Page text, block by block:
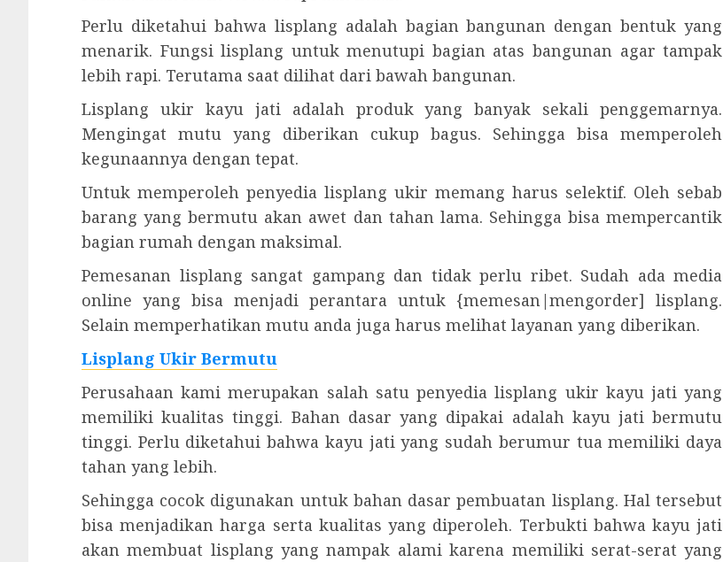
Perlu diketahui bahwa lisplang adalah bagian bangunan dengan bentuk yang
menarik. Fungsi lisplang untuk menutupi bagian atas bangunan agar tampak
lebih rapi. Terutama saat dilihat dari bawah bangunan.
Lisplang ukir kayu jati adalah produk yang banyak sekali penggemarnya.
Mengingat mutu yang diberikan cukup bagus. Sehingga bisa memperoleh
kegunaannya dengan tepat.
Untuk memperoleh penyedia lisplang ukir memang harus selektif. Oleh sebab
barang yang bermutu akan awet dan tahan lama. Sehingga bisa mempercantik
bagian rumah dengan maksimal.
Pemesanan lisplang sangat gampang dan tidak perlu ribet. Sudah ada media
online yang bisa menjadi perantara untuk {memesan|mengorder] lisplang.
Selain memperhatikan mutu anda juga harus melihat layanan yang diberikan.
Lisplang Ukir Bermutu
Perusahaan kami merupakan salah satu penyedia lisplang ukir kayu jati yang
memiliki kualitas tinggi. Bahan dasar yang dipakai adalah kayu jati bermutu
tinggi. Perlu diketahui bahwa kayu jati yang sudah berumur tua memiliki daya
tahan yang lebih.
Sehingga cocok digunakan untuk bahan dasar pembuatan lisplang. Hal tersebut
bisa menjadikan harga serta kualitas yang diperoleh. Terbukti bahwa kayu jati
akan membuat lisplang yang nampak alami karena memiliki serat-serat yang